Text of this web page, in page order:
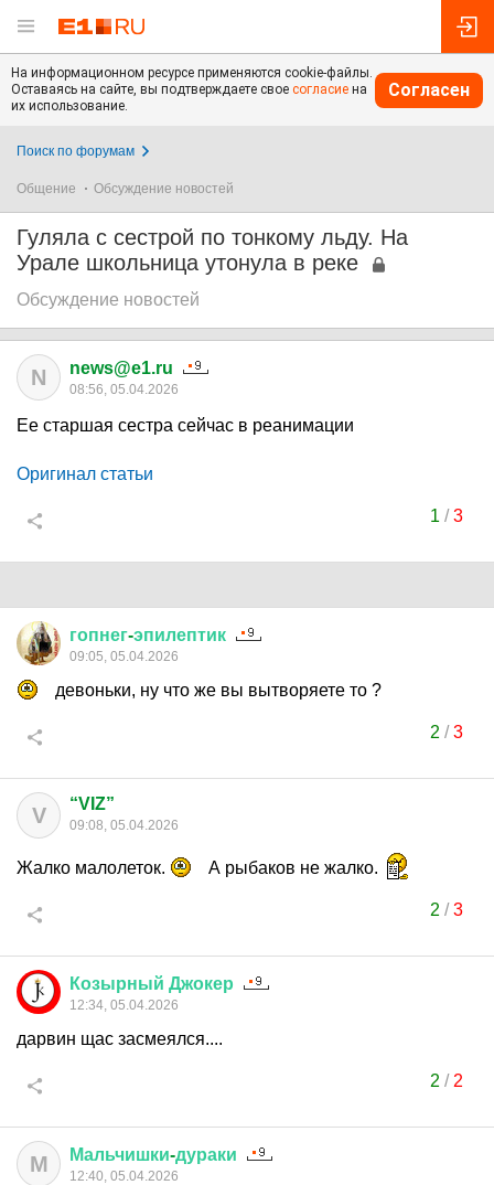
На информационном ресурсе применяются cookie-файлы.
Оставаясь на сайте, вы подтверждаете свое согласие на
их использование.
Согласен
Поиск по форумам
Общение Обсуждение новостей
Гуляла с сестрой по тонкому льду. На
Урале школьница утонула в реке
Обсуждение новостей
N news@e1.ru
08:56, 05.04.2026
Ее старшая сестра сейчас в реанимации
Оригинал статьи
1 /3
гопнег-эпилептик
09:05, 05.04.2026
девоньки, ну что же вы вытворяете то ?
2 /3
V “VIZ”
09:08, 05.04.2026
Жалко малолеток. А рыбаков не жалко.
2 /3
Козырный Джокер
12:34, 05.04.2026
дарвин щас засмеялся....
2 / 2
М Мальчишки-дураки
12:40, 05.04.2026